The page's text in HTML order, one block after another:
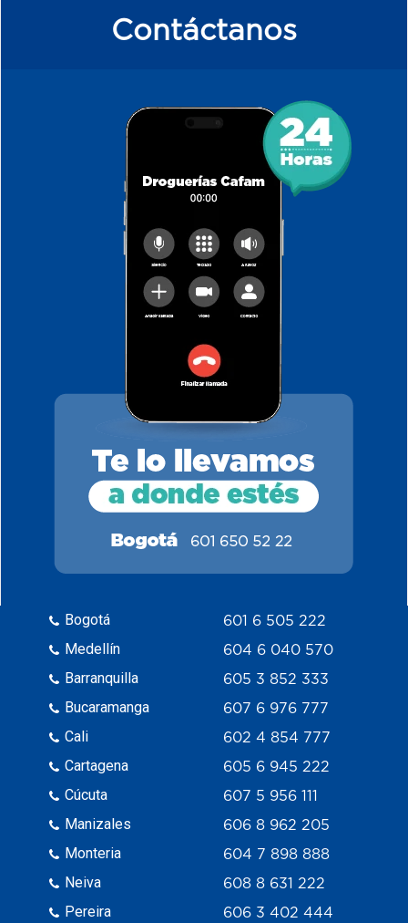
Contáctanos
Bogotá
Medellín
Barranquilla
Bucaramanga
Cali
Cartagena
Cúcuta
Manizales
Monteria
Neiva
Pereira
601 6 505 222
604 6 040 570
605 3 852 333
607 6 976 777
602 4 854 777
605 6 945 222
607 5 956 111
606 8 962 205
604 7 898 888
608 8 631 222
606 3 402 444